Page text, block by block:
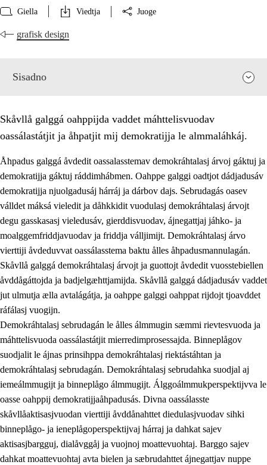
Giella Viedtja Juoge
grafisk design
Sisadno
1. Åhpadusá árvvovuodo
1.1 Almasjárvvo
1.2 Identitiehtta ja kultuvralasj moattevuohta
1.3 Lájttális ájádallam ja estetihkalasj diedulasjvuohta
1.4 Dahkamávvo, berustibme ja diehtemvájnogisvuohta
1.5 Vieledus luonnduj ja birásdiedulasjvuohta
Demokratijja ja oassálasstem
Skåvllå galggá oahppijda vaddet máhttelisvuodav
oassálastátjit ja åhpatjit mij demokratijja le almmaláhkáj.
Åhpadus galggá åvdedit oassalasstemav demokráhtalasj árvoj gáktuj ja
demokratijja gáktuj ráddimhábmen. Oahppe galggi oadtjot dádjadusáv
demokratijja njuolgadusáj hárráj ja dárbov dajs. Sebrudagás oasev
válldet máksá vieledit ja dåhkkidit vuodulasj demokráhtalasj árvojt
degu gasskasasj vieledusáv, gierddisvuodav, ájnegattjaj jáhko- ja
moalggemfriddjavuodav ja friddja válljimijt. Demokráhtalasj árvo
vierttiji åvdeduvvat oassálasstema baktu ålles åhpadusmannulagán.
Skåvllå galggá demokráhtalasj árvojt ja guottojt åvdedit vuosstebiellen
åvddågáttojda ja badjelgæhttjamijda. Skåvllå galggá dádjadusáv vaddet
jut ulmutja ælla avtalágátja, ja oahppe galggi oahppat rijdojt tjoavddet
ráfálasj vuogijn.
Demokráhtalasj sebrudagán le ålles álmmugin sæmmi rievtesvuoda ja
máhttelisvuoda oassálastátjit mierredimprosessajda. Binneplågov
suodjalit le ájnas prinsihppa demokráhtalasj riektástáhtan ja
demokráhtalasj sebrudagán. Demokráhtalasj sebrudahka suodjal aj
iemeálmmugijt ja binneplågo álmmugijt. Álggoálmmukperspektijvva le
oasse oahppij demokratijjaåhpadusás. Divna oassálasste
skåvllåaktisasjvuodan vierttiji åvddånahttet diedulasjvuodav sihki
binneplågo- ja ieneplågoperspektijvaj hárraj ja dahkat sajev
aktisasjbargguj, dialåvggåj ja vuojnoj moattevuohtaj. Barggo sajev
dahkat moattevuohtaj avta bielen ja sæbrudahttet ájnegattjav nuppe